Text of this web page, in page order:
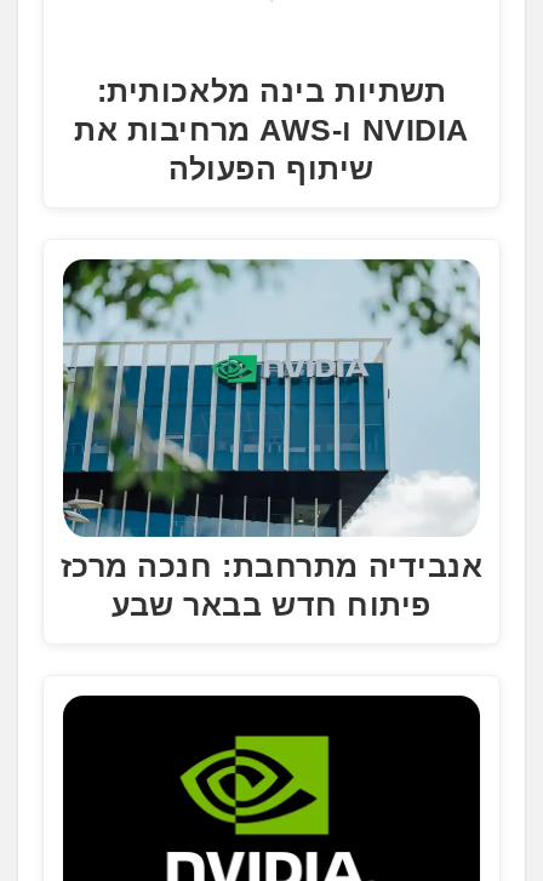
תשתיות בינה מלאכותית:
NVIDIA ו-AWS מרחיבות את
שיתוף הפעולה
אנבידיה מתרחבת: חנכה מרכז
פיתוח חדש בבאר שבע